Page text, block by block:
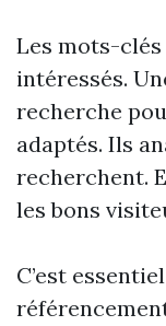
Les mots-
intéressés.
recherche
adaptés. Ils
recherchent.
les bons
C’est